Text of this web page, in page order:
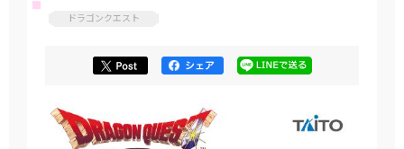
ドラゴンクエスト